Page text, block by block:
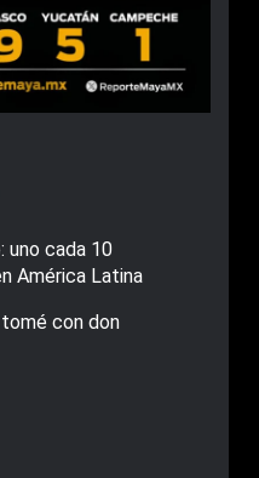
uno cada 10
América Latina
con don